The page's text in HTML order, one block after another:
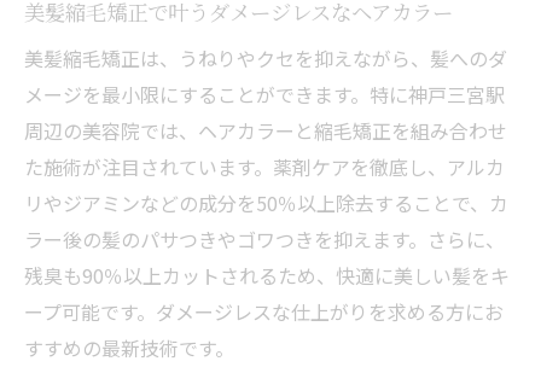
美髪縮毛矯正で叶うダメージレスなヘアカラー
美髪縮毛矯正は、うねりやクセを抑えながら、髪へのダ
メージを最小限にすることができます。特に神戸三宮駅
周辺の美容院では、ヘアカラーと縮毛矯正を組み合わせ
た施術が注目されています。薬剤ケアを徹底し、アルカ
リやジアミンなどの成分を50％以上除去することで、カ
ラー後の髪のパサつきやゴワつきを抑えます。さらに、
残臭も90％以上カットされるため、快適に美しい髪をキ
ープ可能です。ダメージレスな仕上がりを求める方にお
すすめの最新技術です。